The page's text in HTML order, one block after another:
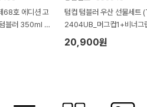
68호 에디션 고
블러 350ml 도
텀컵 텀블러 우산 선물세트
2404UB_머그컵1+비너그
니우산1)
20,900원